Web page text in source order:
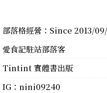
部落格經營：Since 2013/
愛食記駐站部落客
Tintint 實體書出版
IG：nini09240